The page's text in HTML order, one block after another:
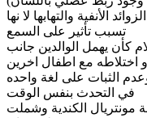
الأنفية والتهابها لا نها
تسبب تأثير على السمع
كأن يهمل الوالدين جانب
اختلاطه مع اطفال اخرين
الثبات على لغة واحده
في التحدث بنفس الوقت
مونتريال الكندية وشملت